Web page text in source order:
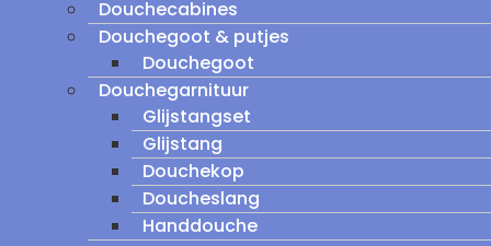
Douchecabines
Douchegoot & putjes
Douchegoot
Douchegarnituur
Glijstangset
Glijstang
Douchekop
Doucheslang
Handdouche